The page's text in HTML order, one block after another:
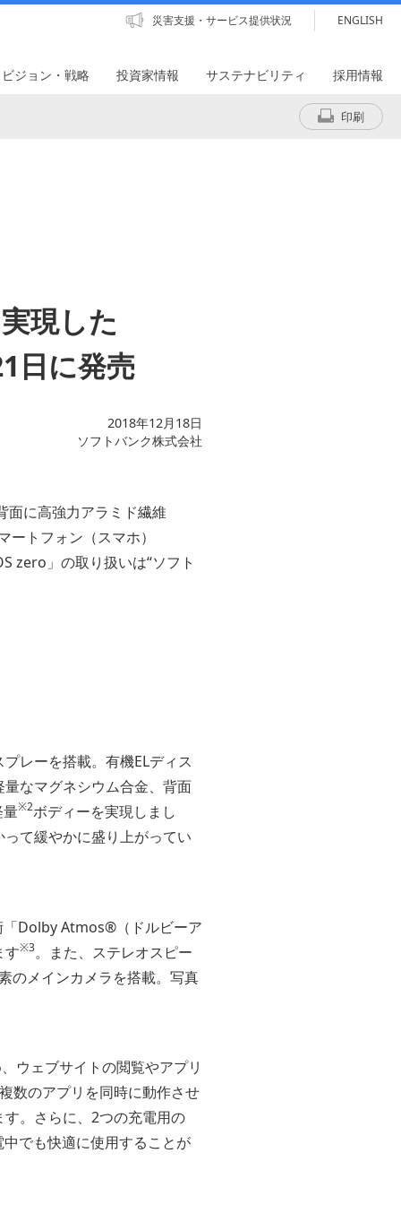
災害支援・サービス提供状況 ENGLISH
ジョン・戦略 投資家情報 サステナビリティ 採用情報
印刷
現した
日に発売
2018年12月18日
ソフトバンク株式会社
面に高強力アラミド繊維
ートフォン（スマホ）
zero」の取り扱いは“ソフト
レーを搭載。有機ELディス
なマグネシウム合金、背面
量※2ボディーを実現しまし
て緩やかに盛り上がってい
Dolby Atmos®（ドルビーア
す※3。また、ステレオスピー
のメインカメラを搭載。写真
ウェブサイトの閲覧やアプリ
数のアプリを同時に動作させ
。さらに、2つの充電用の
でも快適に使用することが